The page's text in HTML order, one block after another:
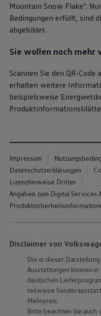
Mountain Snow Flake“.
Bedingungen erfüllt, sind
abgebildet.
Sie wollen noch mehr
Scannen Sie den QR-
erhalten weitere
beispielsweise
Impressum
Datenschutzerklärungen
Lizenzhinweise Dritter
Angaben zum Digital Services
Disclaimer von
Die in dieser
Ausstattungen können
deutschen
teilweise
Mehrpreis.
Bitte beachten Sie